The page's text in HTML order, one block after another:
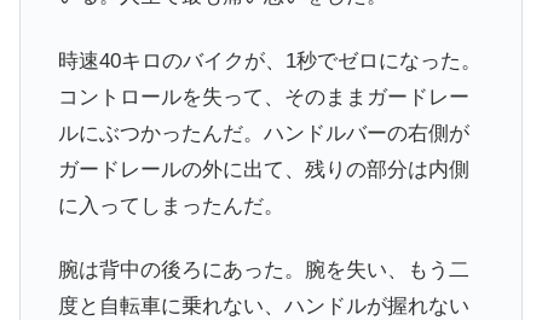
時速40キロのバイクが、1秒でゼロになった。
コントロールを失って、そのままガードレー
ルにぶつかったんだ。ハンドルバーの右側が
ガードレールの外に出て、残りの部分は内側
に入ってしまったんだ。
腕は背中の後ろにあった。腕を失い、もう二
度と自転車に乗れない、ハンドルが握れない